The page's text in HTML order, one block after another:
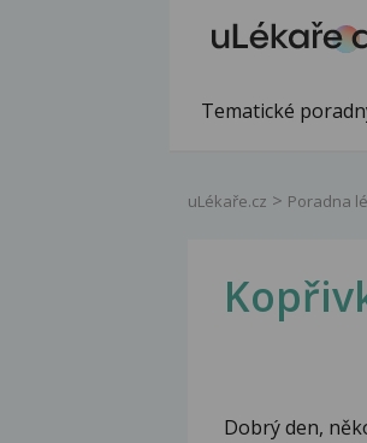
Tematické
uLékaře.cz Poradna
Dobrý den,